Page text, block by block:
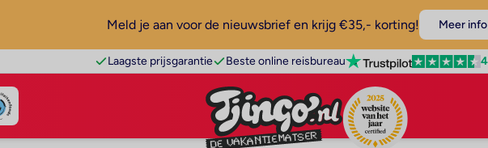
Meld je aan voor de nieuwsbrief en krijg €35,- korting! Meer info
Laagste prijsgarantie Beste online reisbureau